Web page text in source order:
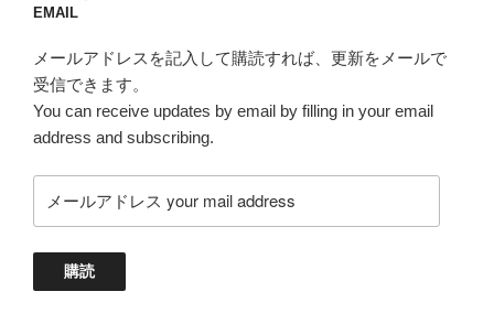
EMAIL
メールアドレスを記入して購読すれば、更新をメールで
受信できます。
You can receive updates by email by filling in your email
address and subscribing.
ー
ド
購読